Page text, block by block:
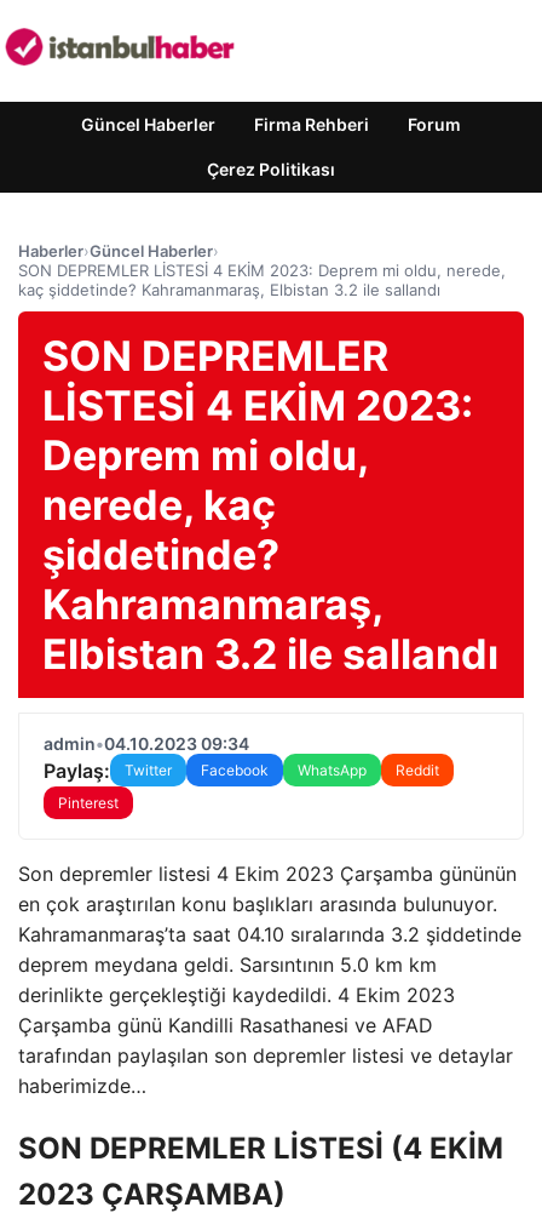
Güncel Haberler Firma Rehberi Forum
Çerez Politikası
Haberler›Güncel Haberler›
SON DEPREMLER LİSTESİ 4 EKİM 2023: Deprem mi oldu, nerede,
kaç şiddetinde? Kahramanmaraş, Elbistan 3.2 ile sallandı
SON DEPREMLER
LİSTESİ 4 EKİM 2023:
Deprem mi oldu,
nerede, kaç
şiddetinde?
Kahramanmaraş,
Elbistan 3.2 ile sallandı
admin•04.10.2023 09:34
Paylaş: Twitter Facebook WhatsApp
Reddit
Pinterest
Son depremler listesi 4 Ekim 2023 Çarşamba gününün
en çok araştırılan konu başlıkları arasında bulunuyor.
Kahramanmaraş’ta saat 04.10 sıralarında 3.2 şiddetinde
deprem meydana geldi. Sarsıntının 5.0 km km
derinlikte gerçekleştiği kaydedildi. 4 Ekim 2023
Çarşamba günü Kandilli Rasathanesi ve AFAD
tarafından paylaşılan son depremler listesi ve detaylar
haberimizde…
SON DEPREMLER LİSTESİ (4 EKİM
2023 ÇARŞAMBA)